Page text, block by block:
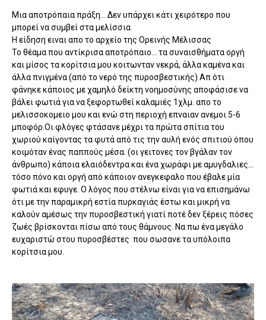
Μια αποτρόπαια πράξη... Δεν υπάρχει κάτι χειρότερο που
μπορεί να συμβεί στα μελίσσια
Η είδηση ειναι απο το αρχείο της Ορεινής Μέλισσας
Το θέαμα που αντίκρισα αποτρόπαιο... τα συναισθήματα οργή
και μίσος τα κορίτσια μου κοιτωνταν νεκρά, άλλα καμένα και
άλλα πνιγμένα (από το νερό της πυροσβεστικής) Απ ότι
φάνηκε κάποιος με χαμηλό δείκτη νοημοσύνης αποφάσισε να
βάλει φωτιά για να ξεφορτωθεί καλαμιές 1χλμ. απο το
μελισσοκομειο μου και ενώ στη περιοχή επναιαν ανεμοι 5-6
μποφόρ.Οι φλόγες φτάσανε μέχρι τα πρώτα σπίτια του
χωριού καίγοντας τα φυτά από τις την αυλή ενός σπιτιού όπου
κοιμόταν ένας παππούς μέσα. (οι γειτονες τον βγάλαν τον
άνθρωπο) κάποια ελαιόδεντρα και ένα χωράφι με αμυγδαλιες...
τόσο πόνο και οργή από κάποιον ανεγκεφαλο που έβαλε μία
φωτιά και εφυγε. Ο λόγος που στέλνω είναι για να επισημάνω
ότι με την παραμικρή εστία πυρκαγιάς έστω και μικρή να
καλούν αμέσως την πυροσβεστική γιατί ποτέ δεν ξέρεις πόσες
ζωές βρίσκονται πίσω από τους θάμνους. Να πω ένα μεγάλο
ευχαριστώ στου πυροσβέστες που σωσανε τα υπόλοιπα
κορίτσια μου.